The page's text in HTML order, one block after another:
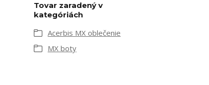
Tovar zaradený v
kategóriách
Acerbis MX oblečenie
MX boty